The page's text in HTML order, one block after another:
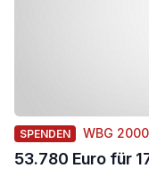
SPENDEN WBG
53.780 Euro für